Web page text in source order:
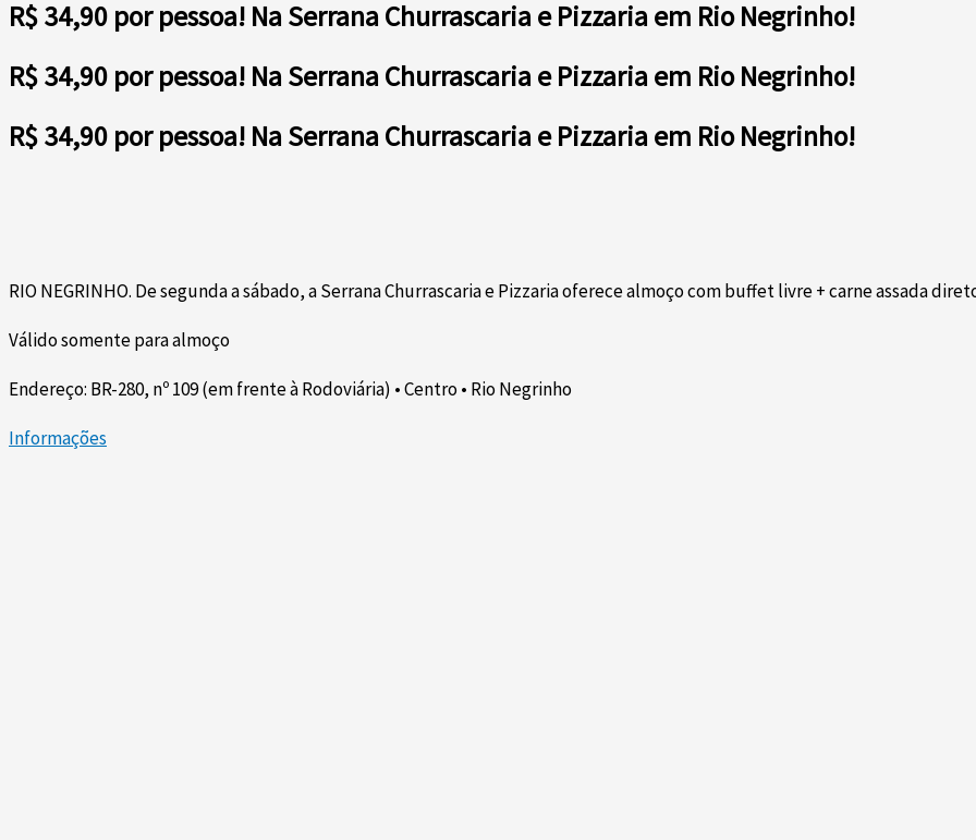
R$ 34,90 por pessoa! Na Serrana Churrascaria e Pizzaria em Rio Negrinho!
R$ 34,90 por pessoa! Na Serrana Churrascaria e Pizzaria em Rio Negrinho!
R$ 34,90 por pessoa! Na Serrana Churrascaria e Pizzaria em Rio Negrinho!
RIO NEGRINHO. De segunda a sábado, a Serrana Churrascaria e Pizzaria oferece almoço com buffet livre + carne assada
Válido somente para almoço
Endereço: BR-280, nº 109 (em frente à Rodoviária) • Centro • Rio Negrinho
Informações